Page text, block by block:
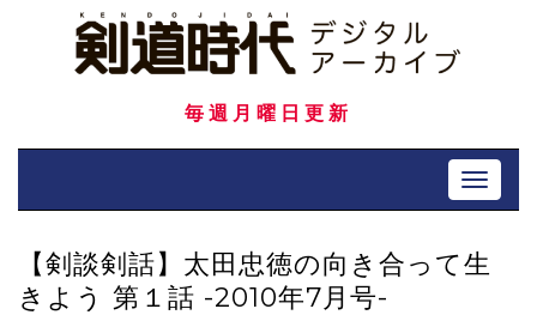
毎週月曜日更新
Toggle
【剣談剣話】太田忠徳の向き合って生
きよう 第１話 -2010年7月号-